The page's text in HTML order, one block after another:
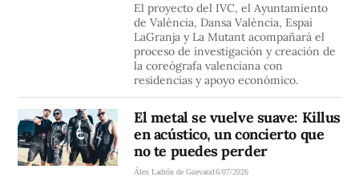
El proyecto del IVC, el Ayuntamiento
de València, Dansa València, Espai
LaGranja y La Mutant acompañará el
proceso de investigación y creación de
la coreógrafa valenciana con
residencias y apoyo económico.
El metal se vuelve suave: Killus
en acústico, un concierto que
no te puedes perder
Álex Ladrón de Guevara16/07/2026